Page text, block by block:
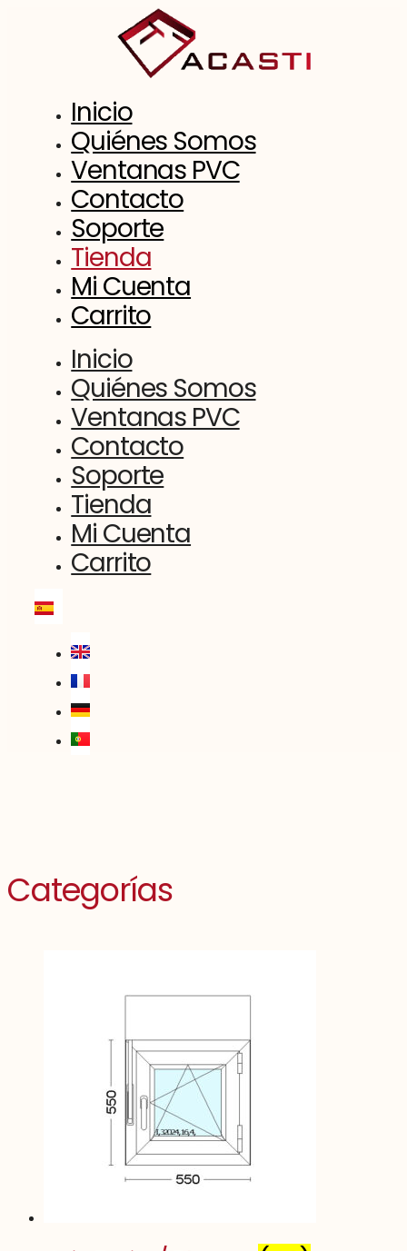
Inicio
Quiénes Somos
Ventanas PVC
Contacto
Soporte
Tienda
Mi Cuenta
Carrito
Inicio
Quiénes Somos
Ventanas PVC
Contacto
Soporte
Tienda
Mi Cuenta
Carrito
Categorías